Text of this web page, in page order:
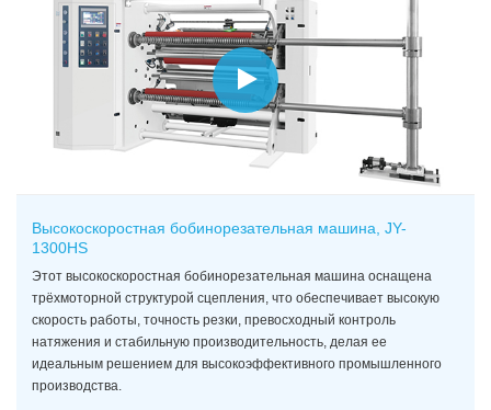
Высокоскоростная бобинорезательная машина, JY-
1300HS
Этот высокоскоростная бобинорезательная машина оснащена
трёхмоторной структурой сцепления, что обеспечивает высокую
скорость работы, точность резки, превосходный контроль
натяжения и стабильную производительность, делая ее
идеальным решением для высокоэффективного промышленного
производства.